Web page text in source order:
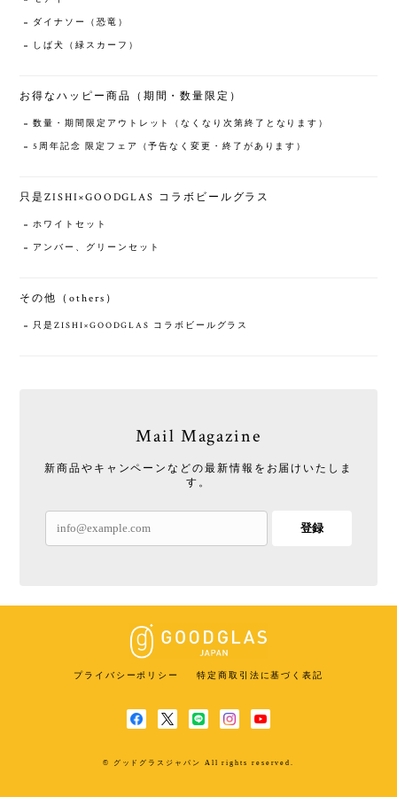
ダイナソー（恐竜）
しば犬（緑スカーフ）
お得なハッピー商品（期間・数量限定）
数量・期間限定アウトレット（なくなり次第終了となります）
5周年記念 限定フェア（予告なく変更・終了があります）
只是ZISHI×GOODGLAS コラボビールグラス
ホワイトセット
アンバー、グリーンセット
その他（others）
只是ZISHI×GOODGLAS コラボビールグラス
Mail Magazine
新商品やキャンペーンなどの最新情報をお届けいたしま
す。
登録
プライバシーポリシー 特定商取引法に基づく表記
© グッドグラスジャパン All rights reserved.